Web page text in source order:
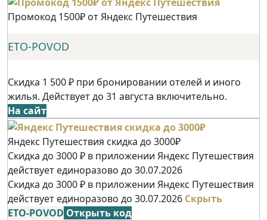
Промокод 1500₽ от Яндекс Путешествия
ETO-POVOD
Скидка 1 500 ₽ при бронировании отелей и иного
жилья. Действует до 31 августа включительно.
На сайт
Яндекс Путешествия скидка до 3000₽
Скидка до 3000 ₽ в приложении Яндекс Путешествия
действует единоразово до 30.07.2026
Скидка до 3000 ₽ в приложении Яндекс Путешествия
действует единоразово до 30.07.2026 Скрыть
ETO-POVOD Открыть код